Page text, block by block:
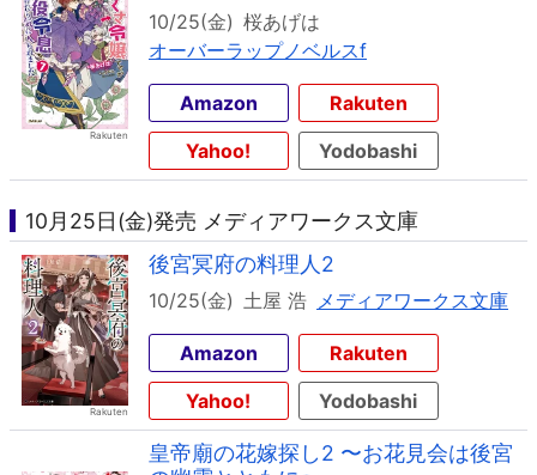
10/25(金) 桜あげは
オーバーラップノベルスf
Amazon
Rakuten
Yahoo!
Yodobashi
10月25日(金)発売 メディアワークス文庫
後宮冥府の料理人2
10/25(金) 土屋 浩 メディアワークス文庫
Amazon
Rakuten
Yahoo!
Yodobashi
皇帝廟の花嫁探し2 〜お花見会は後宮